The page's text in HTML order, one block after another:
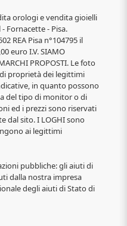
orologi e vendita gioielli
Fornacette - Pisa.
REA Pisa n°104795 il
euro I.V. SIAMO
PROPOSTI. Le foto
proprietà dei legittimi
in quanto possono
del tipo di monitor o di
ed i prezzi sono riservati
dal sito. I LOGHI sono
ai legittimi
pubbliche: gli aiuti di
dalla nostra impresa
degli aiuti di Stato di